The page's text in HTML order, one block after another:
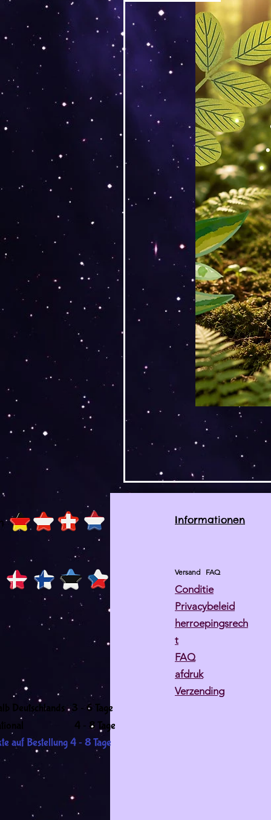
Deutschlands 3 -6 Tage
4 - 8 Tage
Informationen
Versand FAQ
Conditie
Privacybeleid
herroepingsrech
t
FAQ
afdruk
Verzending
auf Bestellung 4 - 8 Tage